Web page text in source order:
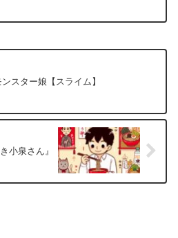
ンスター娘【スライム】
小泉さん』